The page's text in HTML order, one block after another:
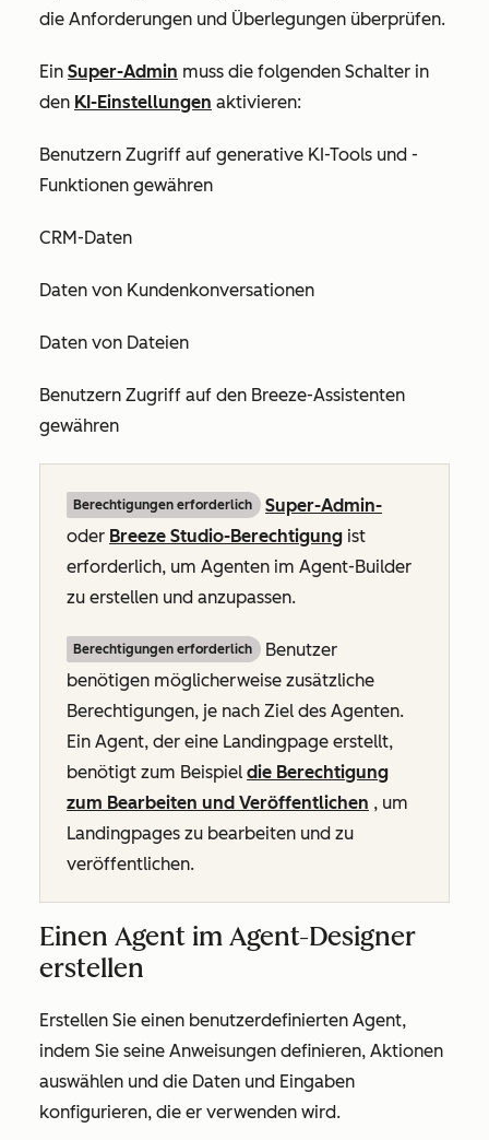
die Anforderungen und Überlegungen überprüfen.
Ein Super-Admin muss die folgenden Schalter in
den KI-Einstellungen aktivieren:
Benutzern Zugriff auf generative KI-Tools und -
Funktionen gewähren
CRM-Daten
Daten von Kundenkonversationen
Daten von Dateien
Benutzern Zugriff auf den Breeze-Assistenten
gewähren
Berechtigungen erforderlich
Super-Admin-
oder Breeze Studio-Berechtigung ist
erforderlich, um Agenten im Agent-Builder
zu erstellen und anzupassen.
Berechtigungen erforderlich
Benutzer
benötigen möglicherweise zusätzliche
Berechtigungen, je nach Ziel des Agenten.
Ein Agent, der eine Landingpage erstellt,
benötigt zum Beispiel die Berechtigung
zum Bearbeiten und Veröffentlichen , um
Landingpages zu bearbeiten und zu
veröffentlichen.
Einen Agent im Agent-Designer
erstellen
Erstellen Sie einen benutzerdefinierten Agent,
indem Sie seine Anweisungen definieren, Aktionen
auswählen und die Daten und Eingaben
konfigurieren, die er verwenden wird.